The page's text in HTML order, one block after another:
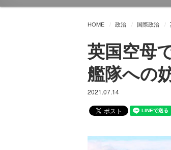
HOME 政治 国際政治
英国空母
艦隊への
2021.07.14